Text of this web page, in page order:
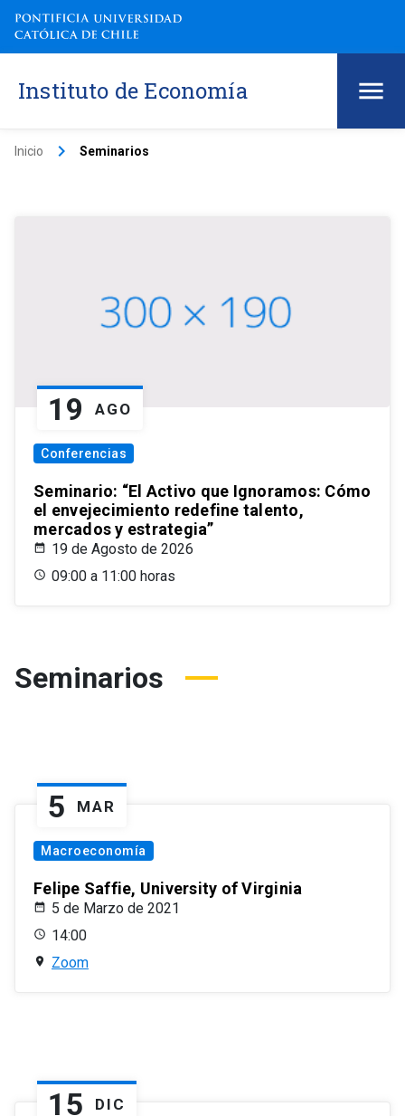
Instituto de Economía
Inicio keyboard_arrow_right Seminarios
19 AGO
Conferencias
Seminario: “El Activo que Ignoramos: Cómo
el envejecimiento redefine talento,
mercados y estrategia”
19 de Agosto de 2026
09:00 a 11:00 horas
Seminarios
5 MAR
Macroeconomía
Felipe Saffie, University of Virginia
5 de Marzo de 2021
14:00
Zoom
15 DIC